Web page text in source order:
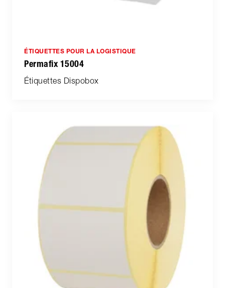
ÉTIQUETTES POUR LA LOGISTIQUE
Permafix 15004
Étiquettes Dispobox